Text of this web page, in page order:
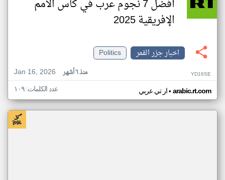
أفضل 7 نجوم عرب في كأس الأمم
الإفريقية 2025
اخبار جزر القمر
Politics
Jan 16, 2026
منذ ٦ أشهر YD16SE
ار تي عربي• arabic.rt.com عدد الكلمات: ١٠٩